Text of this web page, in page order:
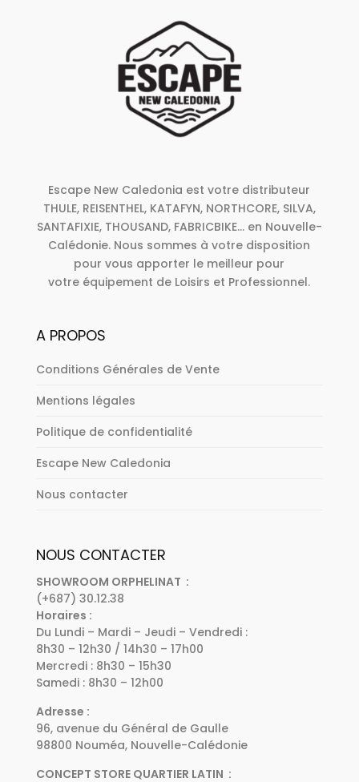
Escape New Caledonia est votre distributeur
THULE, REISENTHEL, KATAFYN, NORTHCORE, SILVA,
SANTAFIXIE, THOUSAND, FABRICBIKE... en Nouvelle-
Calédonie. Nous sommes à votre disposition
pour vous apporter le meilleur pour
votre équipement de Loisirs et Professionnel.
A PROPOS
Conditions Générales de Vente
Mentions légales
Politique de confidentialité
Escape New Caledonia
Nous contacter
NOUS CONTACTER
SHOWROOM ORPHELINAT :
(+687) 30.12.38
Horaires :
Du Lundi – Mardi – Jeudi – Vendredi :
8h30 – 12h30 / 14h30 – 17h00
Mercredi : 8h30 – 15h30
Samedi : 8h30 – 12h00
Adresse :
96, avenue du Général de Gaulle
98800 Nouméa, Nouvelle-Calédonie
CONCEPT STORE QUARTIER LATIN :